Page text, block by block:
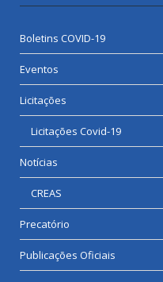
Boletins COVID-19
Eventos
Licitações
Licitações Covid-19
Notícias
CREAS
Precatório
Publicações Oficiais